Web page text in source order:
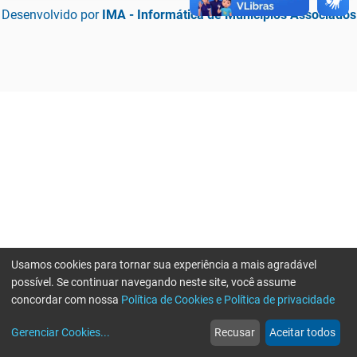
Desenvolvido por IMA - Informática de Municípios Associados
web
Notícias
more_horiz
Mais
Usamos cookies para tornar sua experiência a mais agradável
possível. Se continuar navegando neste site, você assume
concordar com nossa Política de Cookies e Política de privacidade
Gerenciar Cookies... Recusar Aceitar todos
Erro ao enviar informações, por favor tente novamente